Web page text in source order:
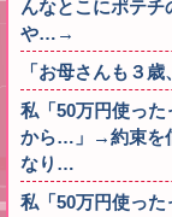
んなとこにポテ
や…→
「お母さんも３
私「50万円使っ
から…」→約束を
なり…
私「50万円使っ